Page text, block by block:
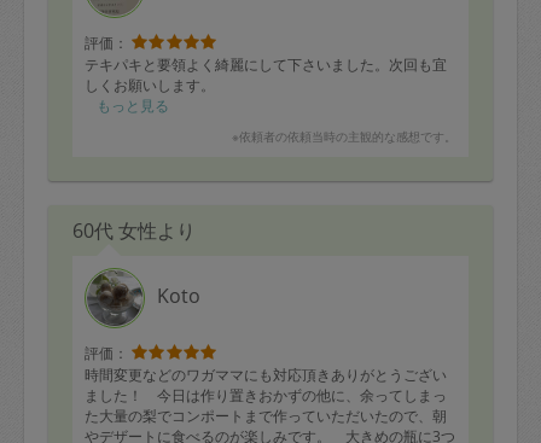
評価：
テキパキと要領よく綺麗にして下さいました。次回も宜
しくお願いします。
もっと見る
※依頼者の依頼当時の主観的な感想です。
60代 女性より
Koto
評価：
時間変更などのワガママにも対応頂きありがとうござい
ました！ 今日は作り置きおかずの他に、余ってしまっ
た大量の梨でコンポートまで作っていただいたので、朝
やデザートに食べるのが楽しみです。 大きめの瓶に3つ